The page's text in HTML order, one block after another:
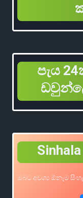
පැය
ඔබට අවශ්‍ය ඕනෑම